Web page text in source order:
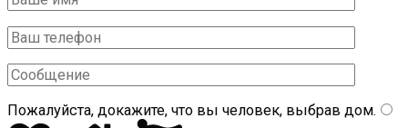
Пожалуйста, докажите, что вы человек, выбрав дом.